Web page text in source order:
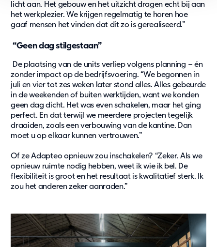
licht aan. Het gebouw en het uitzicht dragen echt bij aan
het werkplezier. We krijgen regelmatig te horen hoe
gaaf mensen het vinden dat dit zo is gerealiseerd.”
“Geen dag stilgestaan”
De plaatsing van de units verliep volgens planning – én
zonder impact op de bedrijfsvoering. “We begonnen in
juli en vier tot zes weken later stond alles. Alles gebeurde
in de weekenden of buiten werktijden, want we konden
geen dag dicht. Het was even schakelen, maar het ging
perfect. En dat terwijl we meerdere projecten tegelijk
draaiden, zoals een verbouwing van de kantine. Dan
moet u op elkaar kunnen vertrouwen.”
Of ze Adapteo opnieuw zou inschakelen? “Zeker. Als we
opnieuw ruimte nodig hebben, weet ik wie ik bel. De
flexibiliteit is groot en het resultaat is kwalitatief sterk. Ik
zou het anderen zeker aanraden.”